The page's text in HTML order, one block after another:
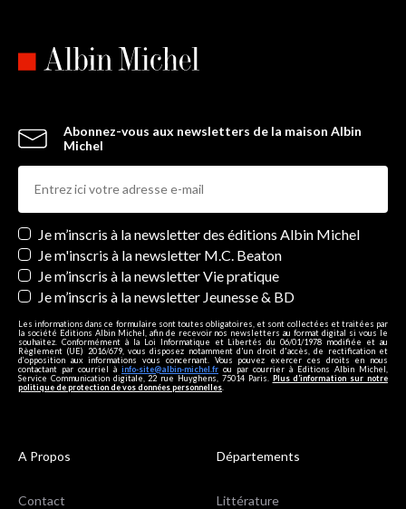
Abonnez-vous aux newsletters de la maison Albin
Michel
Newsletters
Je m’inscris à la newsletter des éditions Albin Michel
Je m'inscris à la newsletter M.C. Beaton
Je m’inscris à la newsletter Vie pratique
Je m’inscris à la newsletter Jeunesse & BD
Les informations dans ce formulaire sont toutes obligatoires, et sont collectées et traitées par
la société Editions Albin Michel, afin de recevoir nos newsletters au format digital si vous le
souhaitez. Conformément à la Loi Informatique et Libertés du 06/01/1978 modifiée et au
Règlement (UE) 2016/679, vous disposez notamment d'un droit d'accès, de rectification et
d’opposition aux informations vous concernant. Vous pouvez exercer ces droits en nous
contactant par courriel à info-site@albin-michel.fr ou par courrier à Editions Albin Michel,
Service Communication digitale, 22 rue Huyghens, 75014 Paris. Plus d’information sur notre
politique de protection de vos données personnelles
A Propos
Contact
Départements
Littérature